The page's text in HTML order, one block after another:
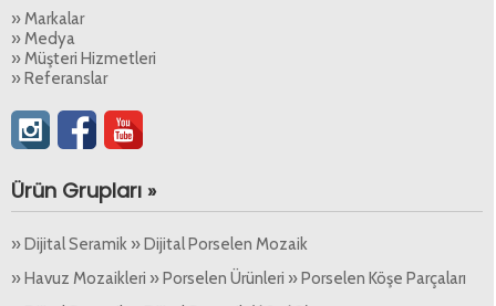
» Markalar
» Medya
» Müşteri Hizmetleri
» Referanslar
Ürün Grupları »
» Dijital Seramik » Dijital Porselen Mozaik
» Havuz Mozaikleri » Porselen Ürünleri » Porselen Köşe Parçaları